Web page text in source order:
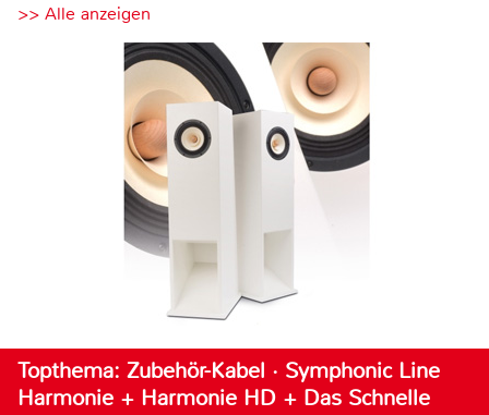
>> Alle anzeigen
Topthema: Zubehör-Kabel · Symphonic Line
Harmonie + Harmonie HD + Das Schnelle